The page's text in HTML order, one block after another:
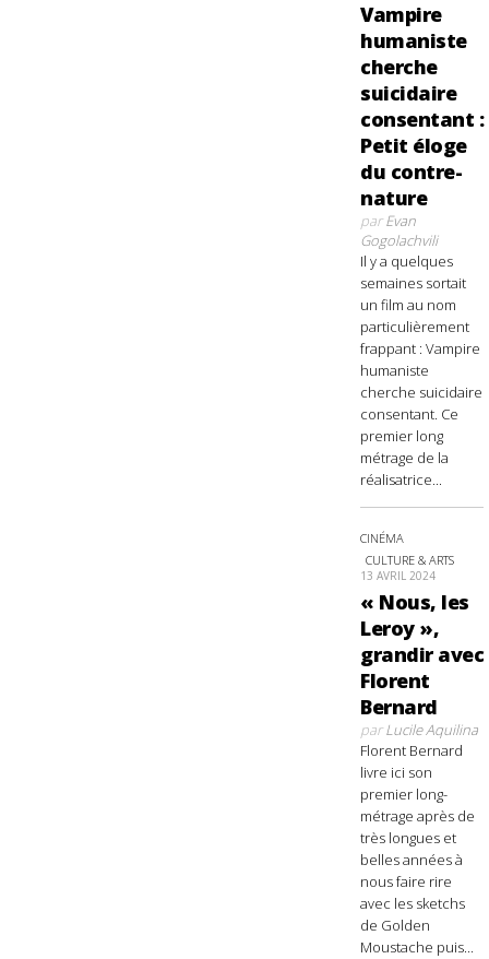
Vampire
humaniste
cherche
suicidaire
consentant :
Petit éloge
du contre-
nature
parEvan
Gogolachvili
Il y a quelques
semaines sortait
un film au nom
particulièrement
frappant : Vampire
humaniste
cherche suicidaire
consentant. Ce
premier long
métrage de la
réalisatrice...
CINÉMA
CULTURE & ARTS
13 AVRIL 2024
« Nous, les
Leroy »,
grandir avec
Florent
Bernard
parLucile Aquilina
Florent Bernard
livre ici son
premier long-
métrage après de
très longues et
belles années à
nous faire rire
avec les sketchs
de Golden
Moustache puis...